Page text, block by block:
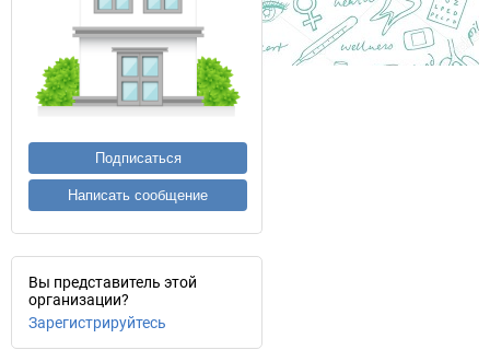
Подписаться
Написать сообщение
Вы представитель этой
организации?
Зарегистрируйтесь